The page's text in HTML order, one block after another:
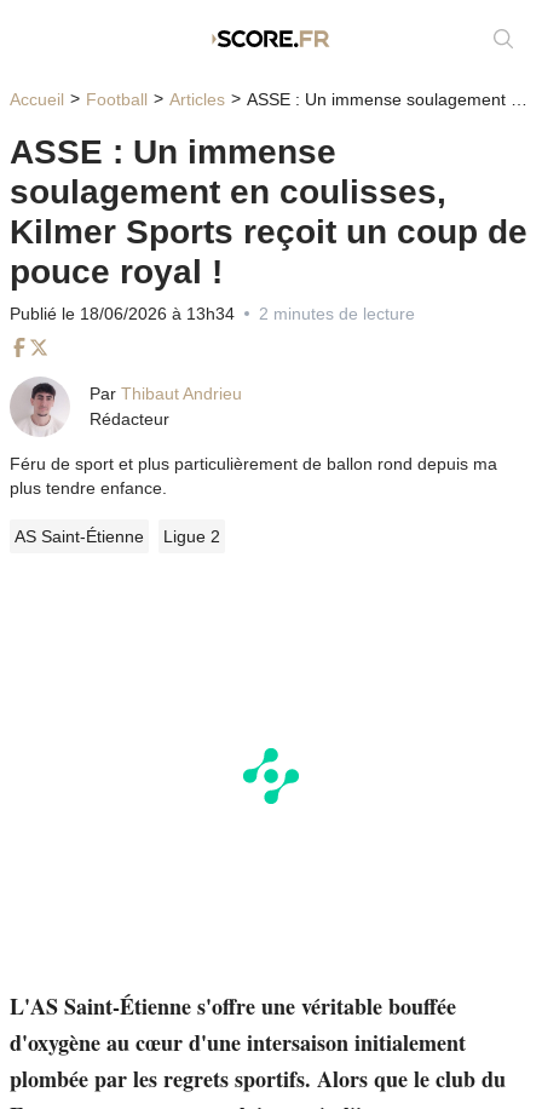
Accueil Football Articles ASSE : Un immense soulagement en coulisses, Kilmer Sports reçoit un coup de pouce royal !
ASSE : Un immense
soulagement en coulisses,
Kilmer Sports reçoit un coup de
pouce royal !
Publié le 18/06/2026 à 13h34 2 minutes de lecture
Par Thibaut Andrieu
Rédacteur
Féru de sport et plus particulièrement de ballon rond depuis ma
plus tendre enfance.
AS Saint-Étienne Ligue 2
L'AS Saint-Étienne s'offre une véritable bouffée
d'oxygène au cœur d'une intersaison initialement
plombée par les regrets sportifs. Alors que le club du